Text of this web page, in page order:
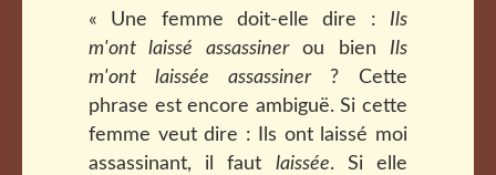
« Une femme doit-elle dire : Ils
m'ont laissé assassinerou bien Ils
m'ont laissée assassiner? Cette
phrase est encore ambiguë. Si cette
femme veut dire : Ils ont laissé moi
assassinant, il faut laissée. Si elle